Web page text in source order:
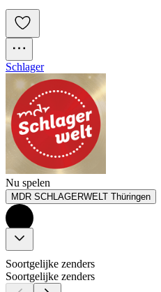
Schlager
Nu spelen
MDR SCHLAGERWELT Thüringen
Soortgelijke zenders
Soortgelijke zenders